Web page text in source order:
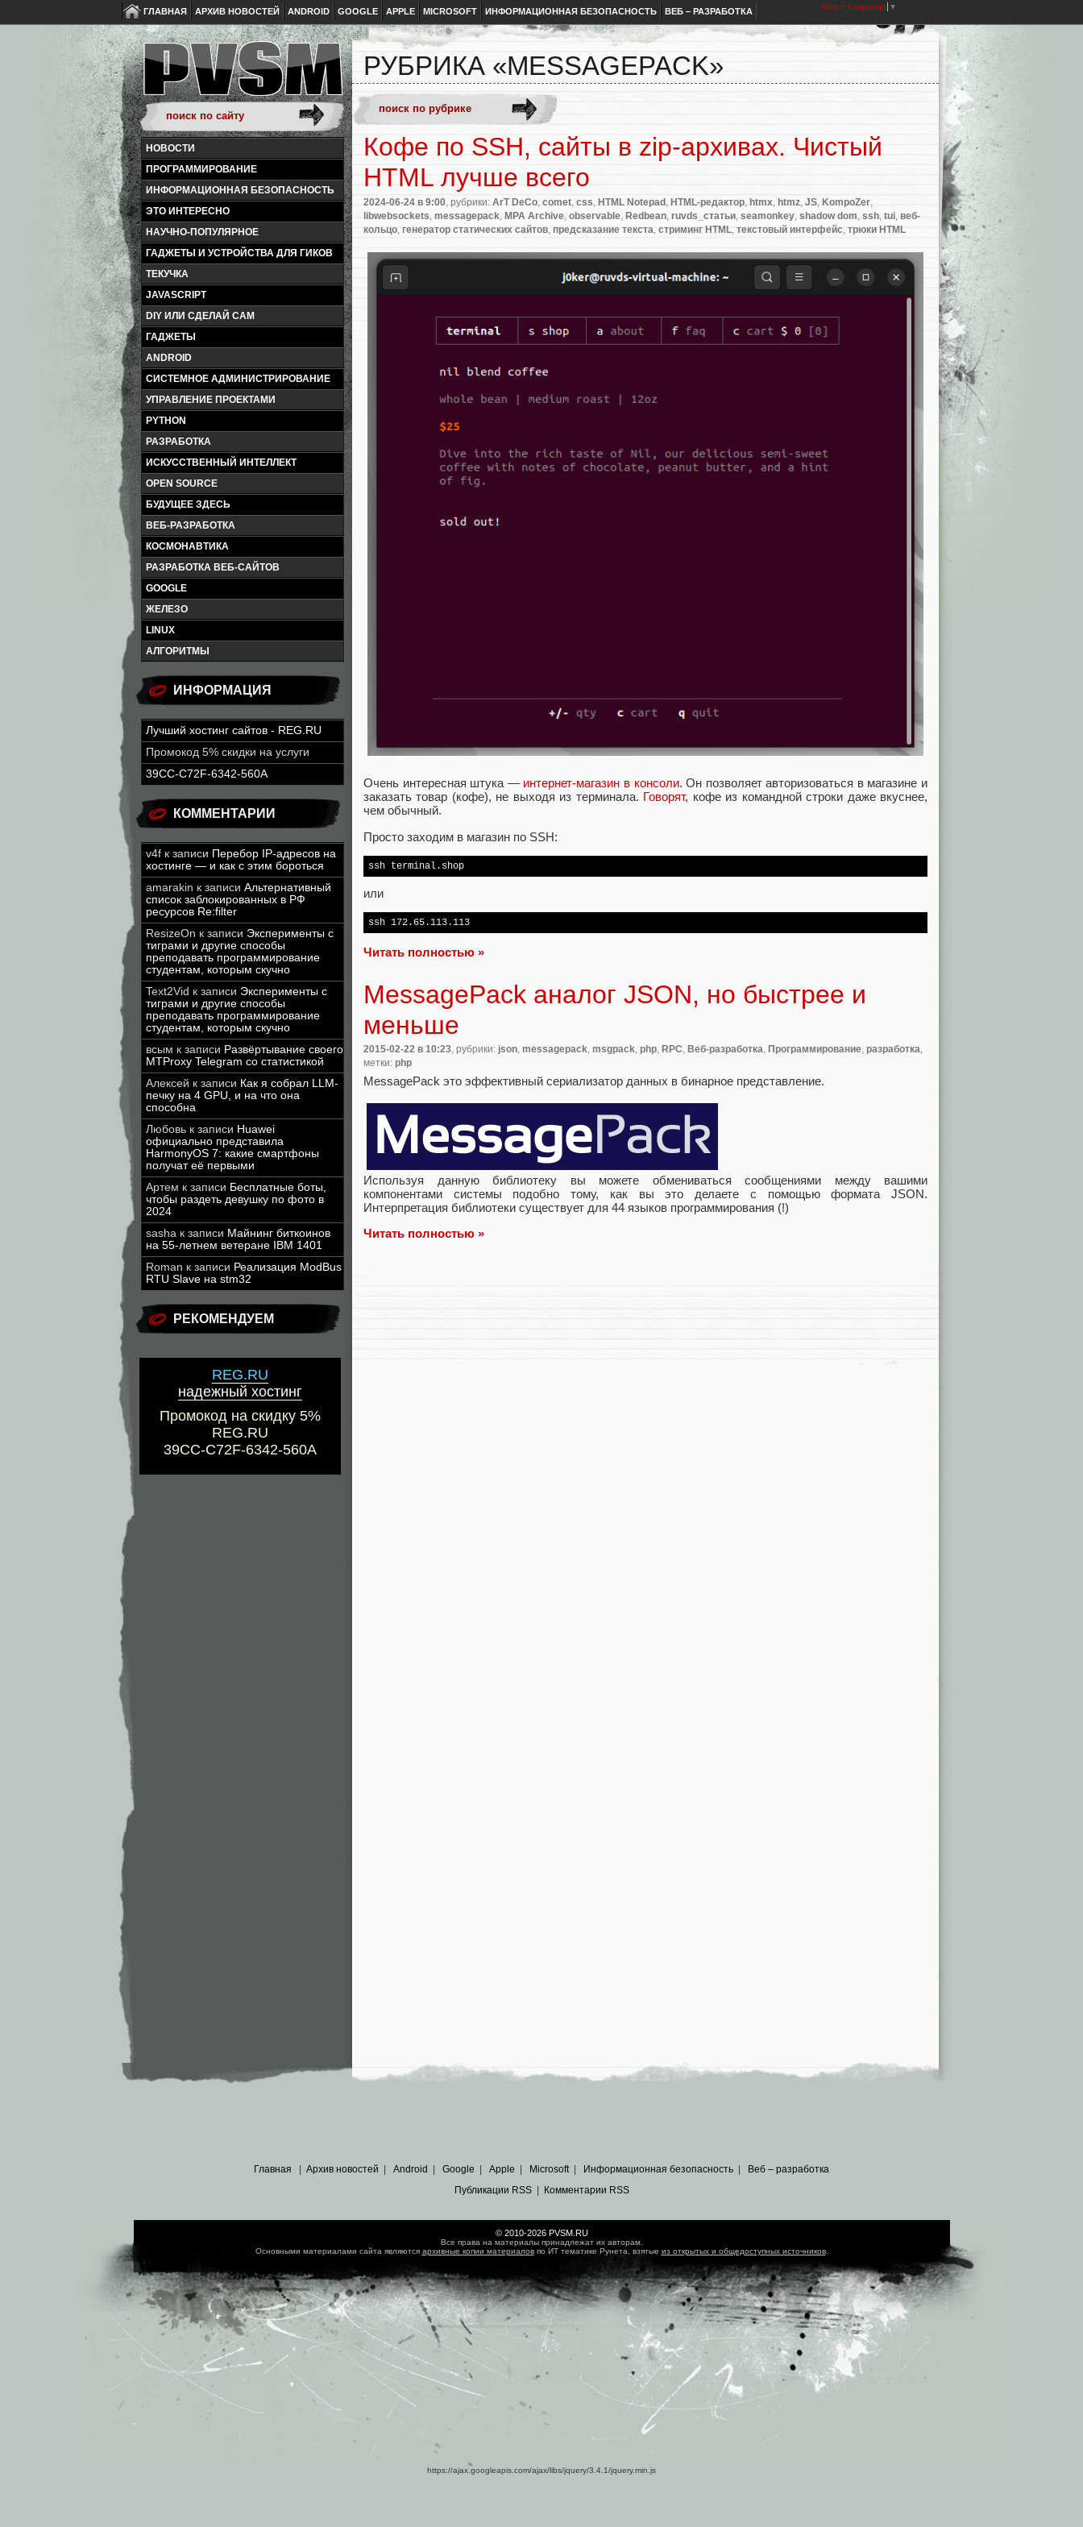
ГЛАВНАЯ АРХИВ НОВОСТЕЙ ANDROID GOOGLE APPLE MICROSOFT ИНФОРМАЦИОННАЯ БЕЗОПАСНОСТЬ ВЕБ – РАЗРАБОТКА Select Language ▼
НОВОСТИ
ПРОГРАММИРОВАНИЕ
ИНФОРМАЦИОННАЯ БЕЗОПАСНОСТЬ
ЭТО ИНТЕРЕСНО
НАУЧНО-ПОПУЛЯРНОЕ
ГАДЖЕТЫ И УСТРОЙСТВА ДЛЯ ГИКОВ
ТЕКУЧКА
JAVASCRIPT
DIY ИЛИ СДЕЛАЙ САМ
ГАДЖЕТЫ
ANDROID
СИСТЕМНОЕ АДМИНИСТРИРОВАНИЕ
УПРАВЛЕНИЕ ПРОЕКТАМИ
PYTHON
РАЗРАБОТКА
ИСКУССТВЕННЫЙ ИНТЕЛЛЕКТ
OPEN SOURCE
БУДУЩЕЕ ЗДЕСЬ
ВЕБ-РАЗРАБОТКА
КОСМОНАВТИКА
РАЗРАБОТКА ВЕБ-САЙТОВ
GOOGLE
ЖЕЛЕЗО
LINUX
АЛГОРИТМЫ
ИНФОРМАЦИЯ
Лучший хостинг сайтов - REG.RU
Промокод 5% скидки на услуги
39CC-C72F-6342-560A
КОММЕНТАРИИ
v4f к записи Перебор IP-адресов на
хостинге — и как с этим бороться
amarakin к записи Альтернативный
список заблокированных в РФ
ресурсов Re:filter
ResizeOn к записи Эксперименты с
тиграми и другие способы
преподавать программирование
студентам, которым скучно
Text2Vid к записи Эксперименты с
тиграми и другие способы
преподавать программирование
студентам, которым скучно
всым к записи Развёртывание своего
MTProxy Telegram со статистикой
Алексей к записи Как я собрал LLM-
печку на 4 GPU, и на что она
способна
Любовь к записи Huawei
официально представила
HarmonyOS 7: какие смартфоны
получат её первыми
Артем к записи Бесплатные боты,
чтобы раздеть девушку по фото в
2024
sasha к записи Майнинг биткоинов
на 55-летнем ветеране IBM 1401
Roman к записи Реализация ModBus
RTU Slave на stm32
РЕКОМЕНДУЕМ
REG.RU
надежный хостинг
Промокод на скидку 5%
REG.RU
39CC-C72F-6342-560A
РУБРИКА «MESSAGEPACK»
Кофе по SSH, сайты в zip-архивах. Чистый
HTML лучше всего
2024-06-24 в 9:00 , рубрики: ArT DeCo comet css HTML Notepad HTML-редактор htmx htmz JS KompoZer
libwebsockets messagepack MPA Archive observable Redbean ruvds_статьи seamonkey shadow dom ssh tui веб-
кольцо генератор статических сайтов предсказание текста стриминг HTML текстовый интерфейс трюки HTML
Очень интересная штука — интернет-магазин в консоли. Он позволяет авторизоваться в магазине и
заказать товар (кофе), не выходя из терминала. Говорят, кофе из командной строки даже вкуснее,
чем обычный.
Просто заходим в магазин по SSH:
ssh terminal.shop
или
ssh 172.65.113.113
Читать полностью »
MessagePack аналог JSON, но быстрее и
меньше
2015-02-22 в 10:23, рубрики: json, messagepack, msgpack, php, RPC, Веб-разработка, Программирование, разработка,
метки: php
MessagePack это эффективный сериализатор данных в бинарное представление.
Используя данную библиотеку вы можете обмениваться сообщениями между вашими
компонентами системы подобно тому, как вы это делаете с помощью формата JSON.
Интерпретация библиотеки существует для 44 языков программирования (!)
Читать полностью »
Главная Архив новостей Android Google Apple Microsoft| Информационная безопасность
Веб – разработка
Публикации RSS| Комментарии RSS
© 2010-2026 PVSM.RU
Все права на материалы принадлежат их авторам.
Основными материалами сайта являются архивные копии материаловпо ИТ тематике Рунета, взятые из открытых и общедоступных источников.
https://ajax.googleapis.com/ajax/libs/jquery/3.4.1/jquery.min.js